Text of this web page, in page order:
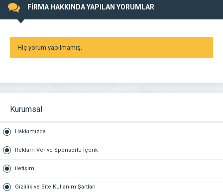
FİRMA HAKKINDA YAPILAN YORUMLAR
Hiç yorum yapılmamış.
Kurumsal
Hakkımızda
Reklam Ver ve Sponsorlu İçerik
iletişim
Gizlilik ve Site Kullanım Şartları